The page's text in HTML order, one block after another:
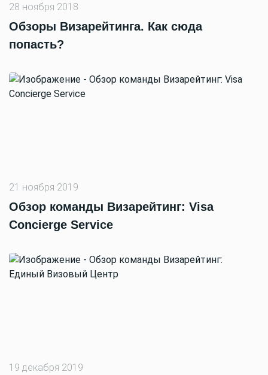
28 ноября 2018
Обзоры Визарейтинга. Как сюда
попасть?
21 ноября 2019
Обзор команды Визарейтинг: Visa
Concierge Service
19 декабря 2019